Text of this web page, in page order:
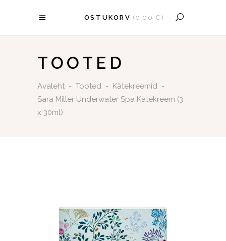
OSTUKORV (0,00 € )
TOOTED
Avaleht - Tooted - Kätekreemid -
Sara Miller Underwater Spa Kätekreem (3
x 30ml)